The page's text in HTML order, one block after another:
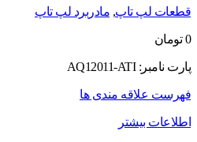
قطعات لپ تاپ, مادربرد لپ تاپ
0 تومان
پارت نامبر: AQ12011-ATI
فهرست علاقه مندی ها
اطلاعات بیشتر